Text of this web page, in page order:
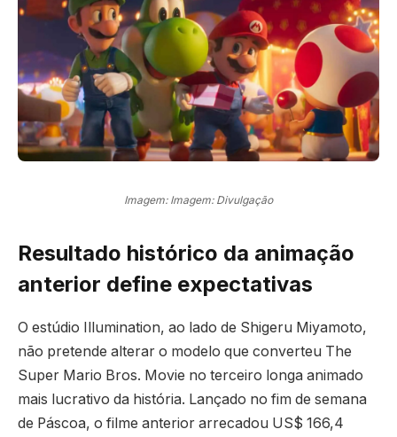
Imagem: Imagem: Divulgação
Resultado histórico da animação
anterior define expectativas
O estúdio Illumination, ao lado de Shigeru Miyamoto,
não pretende alterar o modelo que converteu The
Super Mario Bros. Movie no terceiro longa animado
mais lucrativo da história. Lançado no fim de semana
de Páscoa, o filme anterior arrecadou US$ 166,4